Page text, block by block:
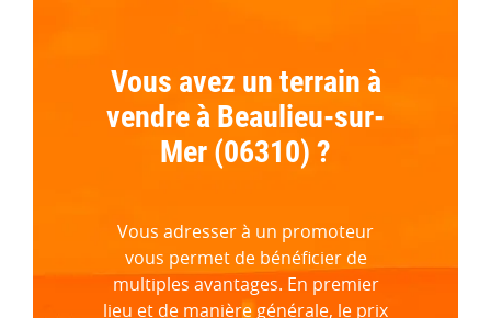
Vous avez un terrain à
vendre à Beaulieu-sur-
Mer (06310) ?
Vous adresser à un promoteur
vous permet de bénéficier de
multiples avantages. En premier
lieu et de manière générale, le prix